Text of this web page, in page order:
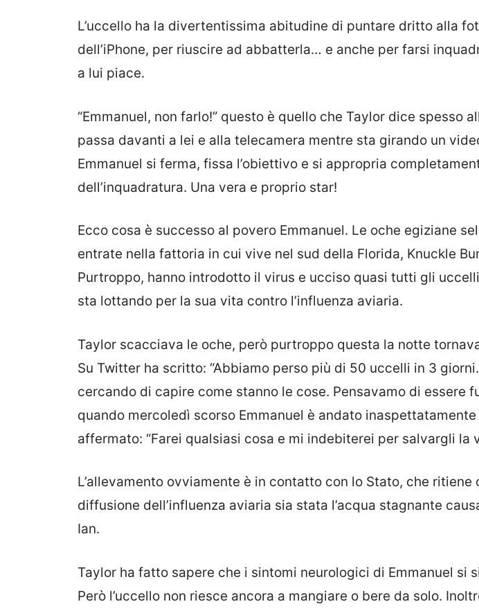
L’uccello ha la divertentissima abitudine di puntare dritto alla
dell’iPhone, per riuscire ad abbatterla… e anche per farsi
a lui piace.
“Emmanuel, non farlo!” questo è quello che Taylor dice spesso
passa davanti a lei e alla telecamera mentre sta girando un
Emmanuel si ferma, fissa l’obiettivo e si appropria
dell’inquadratura. Una vera e proprio star!
Ecco cosa è successo al povero Emmanuel. Le oche egiziane
entrate nella fattoria in cui vive nel sud della Florida, Knuckle
Purtroppo, hanno introdotto il virus e ucciso quasi tutti gli
sta lottando per la sua vita contro l’influenza aviaria.
Taylor scacciava le oche, però purtroppo questa la notte
Su Twitter ha scritto: “Abbiamo perso più di 50 uccelli in 3
cercando di capire come stanno le cose. Pensavamo di essere
quando mercoledì scorso Emmanuel è andato inaspettatamente
affermato: “Farei qualsiasi cosa e mi indebiterei per salvargli la
L’allevamento ovviamente è in contatto con lo Stato, che ritiene
diffusione dell’influenza aviaria sia stata l’acqua stagnante
Ian.
Taylor ha fatto sapere che i sintomi neurologici di Emmanuel si
Però l’uccello non riesce ancora a mangiare o bere da solo.